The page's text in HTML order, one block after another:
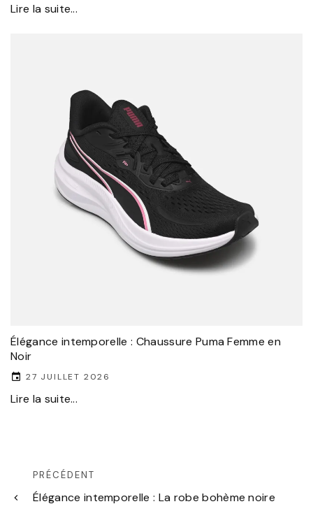
Lire la suite...
Élégance intemporelle : Chaussure Puma Femme en
Noir
27 JUILLET 2026
Lire la suite...
PRÉCÉDENT
Élégance intemporelle : La robe bohème noire